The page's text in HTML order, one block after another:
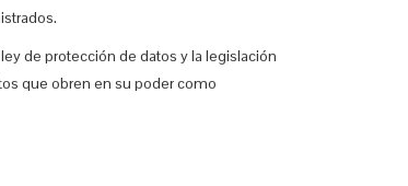
de protección de datos y la legislación
que obren en su poder como